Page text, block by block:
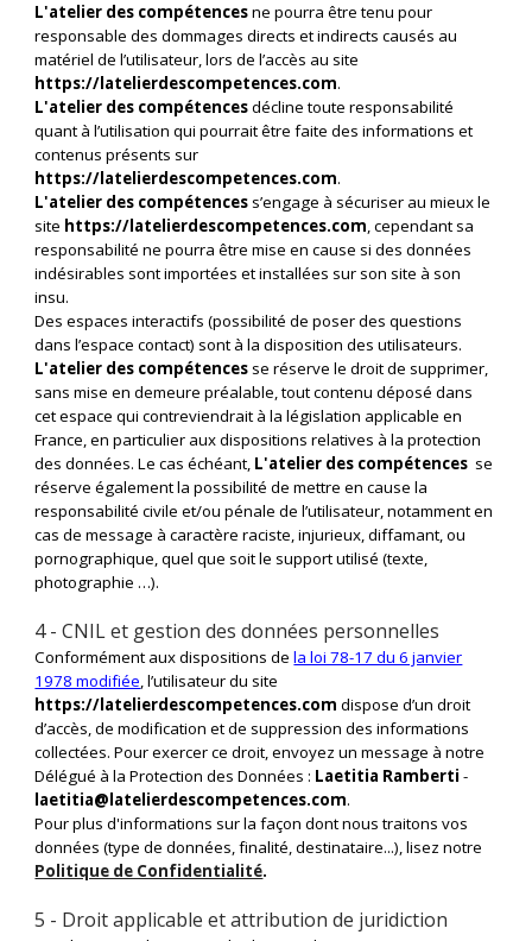
L'atelier des compétencesne pourra être tenu pour
responsable des dommages directs et indirects causés au
matériel de l’utilisateur, lors de l’accès au site
https://latelierdescompetences.com.
L'atelier des compétencesdécline toute responsabilité
quant à l’utilisation qui pourrait être faite des informations et
contenus présents sur
https://latelierdescompetences.com.
L'atelier des compétences s’engage à sécuriser au mieux le
site https://latelierdescompetences.com, cependant sa
responsabilité ne pourra être mise en cause si des données
indésirables sont importées et installées sur son site à son
insu.
Des espaces interactifs (possibilité de poser des questions
dans l’espace contact) sont à la disposition des utilisateurs.
L'atelier des compétences se réserve le droit de supprimer,
sans mise en demeure préalable, tout contenu déposé dans
cet espace qui contreviendrait à la législation applicable en
France, en particulier aux dispositions relatives à la protection
des données. Le cas échéant, L'atelier des compétences se
réserve également la possibilité de mettre en cause la
responsabilité civile et/ou pénale de l’utilisateur, notamment en
cas de message à caractère raciste, injurieux, diffamant, ou
pornographique, quel que soit le support utilisé (texte,
photographie …).
4 - CNIL et gestion des données personnelles
Conformément aux dispositions dela loi 78-17 du 6 janvier
1978 modifiée, l’utilisateur du site
https://latelierdescompetences.com dispose d’un droit
d’accès, de modification et de suppression des informations
collectées. Pour exercer ce droit, envoyez un message à notre
Délégué à la Protection des Données : Laetitia Ramberti -
laetitia@latelierdescompetences.com.
Pour plus d'informations sur la façon dont nous traitons vos
données (type de données, finalité, destinataire...), lisez notre
Politique de Confidentialité.
5 - Droit applicable et attribution de juridiction